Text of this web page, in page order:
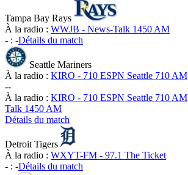
Tampa Bay Rays
À la radio : WWJB - News-Talk 1450 AM
- : -Détails du match
Seattle Mariners
À la radio : KIRO - 710 ESPN Seattle 710 AM
--
À la radio : KIRO - 710 ESPN Seattle 710 AM
Talk 1450 AM
Détails du match
Detroit Tigers
À la radio : WXYT-FM - 97.1 The Ticket
- : -Détails du match